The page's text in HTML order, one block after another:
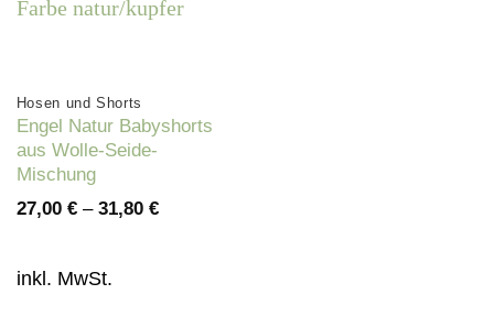
Hosen und Shorts
Engel Natur Babyshorts
aus Wolle-Seide-
Mischung
27,00 €– 31,80 €
inkl. MwSt.